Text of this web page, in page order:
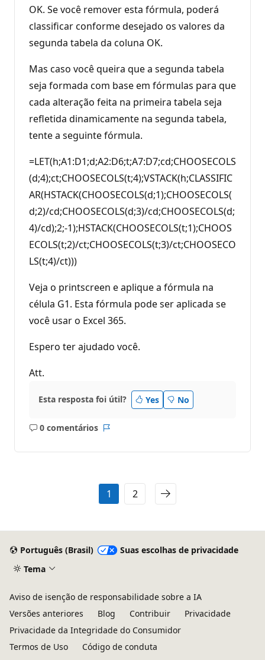
OK. Se você remover esta fórmula, poderá
classificar conforme desejado os valores da
segunda tabela da coluna OK.
Mas caso você queira que a segunda tabela
seja formada com base em fórmulas para que
cada alteração feita na primeira tabela seja
refletida dinamicamente na segunda tabela,
tente a seguinte fórmula.
=LET(h;A1:D1;d;A2:D6;t;A7:D7;cd;CHOOSECOLS
(d;4);ct;CHOOSECOLS(t;4);VSTACK(h;CLASSIFIC
AR(HSTACK(CHOOSECOLS(d;1);CHOOSECOLS(
d;2)/cd;CHOOSECOLS(d;3)/cd;CHOOSECOLS(d;
4)/cd);2;-1);HSTACK(CHOOSECOLS(t;1);CHOOS
ECOLS(t;2)/ct;CHOOSECOLS(t;3)/ct;CHOOSECO
LS(t;4)/ct)))
Veja o printscreen e aplique a fórmula na
célula G1. Esta fórmula pode ser aplicada se
você usar o Excel 365.
Espero ter ajudado você.
Att.
Esta resposta foi útil? Yes No
0 comentários
Sem
1 2
Português (Brasil)
Suas escolhas de privacidade
Tema
Aviso de isenção de responsabilidade sobre a IA
Versões anteriores
Blog Contribuir
Privacidade
Privacidade da Integridade do Consumidor
Termos de Uso
Código de conduta